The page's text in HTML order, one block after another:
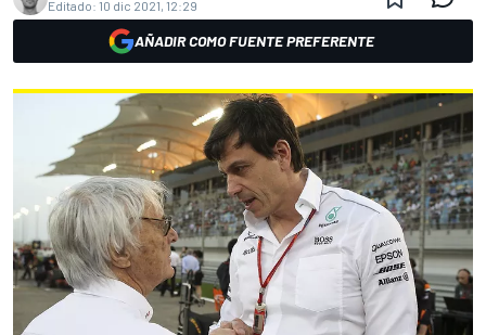
Editado: 10 dic 2021, 12:29
AÑADIR COMO FUENTE PREFERENTE